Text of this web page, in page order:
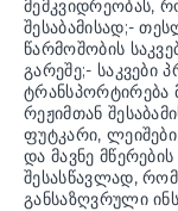
მემკვიდრეობას,
შესაბამისად;-
წარმოშობის
გარეშე;- საკვები
ტრანსპორტირება
რეჟიმთან
ფუტკარი,
და მავნე
შესასწავლად,
განსაზღვრული